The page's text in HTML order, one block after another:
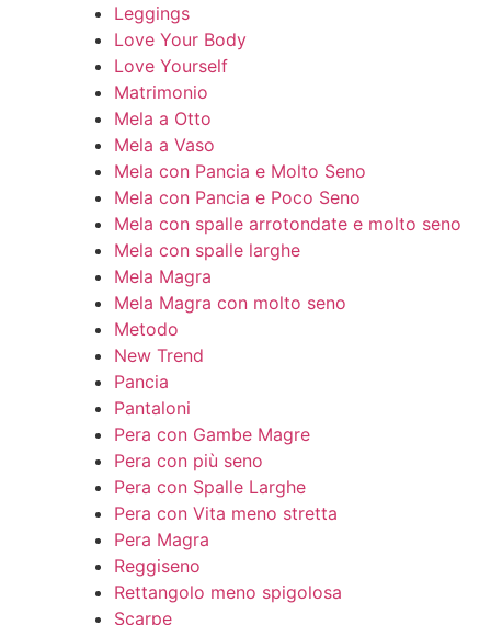
Leggings
Love Your Body
Love Yourself
Matrimonio
Mela a Otto
Mela a Vaso
Mela con Pancia e Molto Seno
Mela con Pancia e Poco Seno
Mela con spalle arrotondate e molto seno
Mela con spalle larghe
Mela Magra
Mela Magra con molto seno
Metodo
New Trend
Pancia
Pantaloni
Pera con Gambe Magre
Pera con più seno
Pera con Spalle Larghe
Pera con Vita meno stretta
Pera Magra
Reggiseno
Rettangolo meno spigolosa
Scarpe